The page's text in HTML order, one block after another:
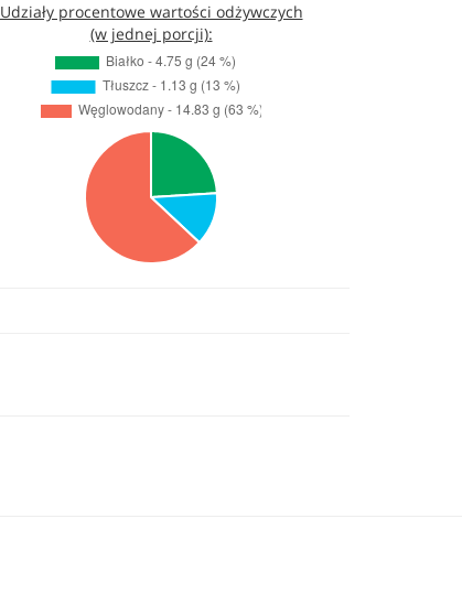
Udziały procentowe wartości odżywczych
(w jednej porcji):